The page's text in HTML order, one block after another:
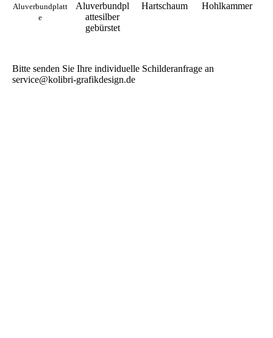
Aluverbundplatt
e
Aluverbundpl
attesilber
gebürstet
Hartschaum Hohlkammer
Bitte senden Sie Ihre individuelle Schilderanfrage an
service@kolibri-grafikdesign.de